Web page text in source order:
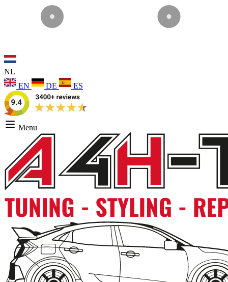
NL
EN
DE ES
Menu